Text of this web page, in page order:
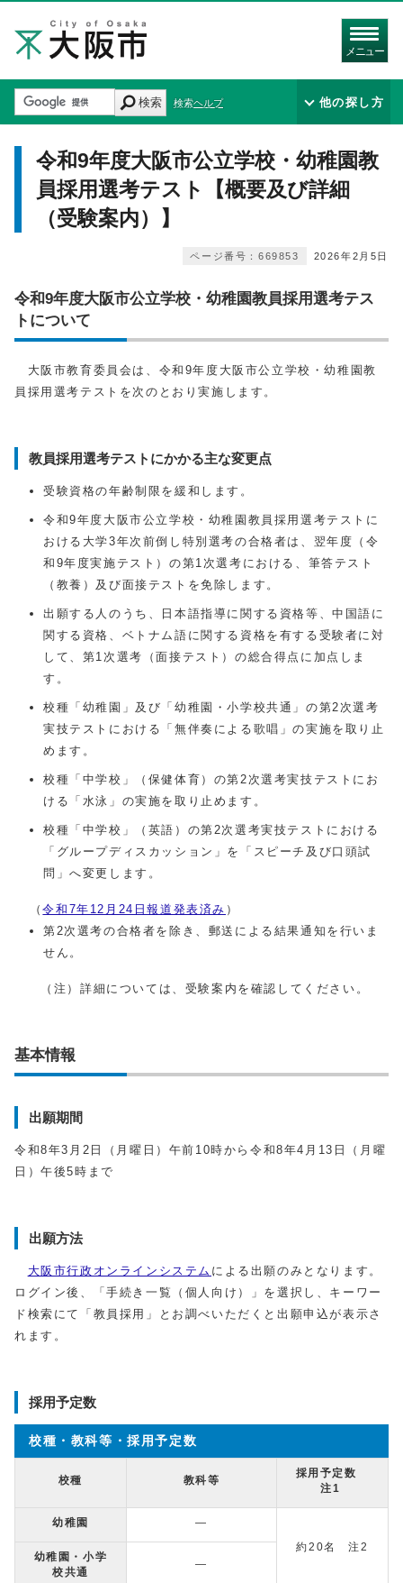
メニュー
検索 検索ヘルプ 他の探し方
令和9年度大阪市公立学校・幼稚園教
員採用選考テスト【概要及び詳細
（受験案内）】
2026年2月5日
ページ番号：669853
令和9年度大阪市公立学校・幼稚園教員採用選考テス
トについて
大阪市教育委員会は、令和9年度大阪市公立学校・幼稚園教
員採用選考テストを次のとおり実施します。
教員採用選考テストにかかる主な変更点
受験資格の年齢制限を緩和します。
令和9年度大阪市公立学校・幼稚園教員採用選考テストに
おける大学3年次前倒し特別選考の合格者は、翌年度（令
和9年度実施テスト）の第1次選考における、筆答テスト
（教養）及び面接テストを免除します。
出願する人のうち、日本語指導に関する資格等、中国語に
関する資格、ベトナム語に関する資格を有する受験者に対
して、第1次選考（面接テスト）の総合得点に加点しま
す。
校種「幼稚園」及び「幼稚園・小学校共通」の第2次選考
実技テストにおける「無伴奏による歌唱」の実施を取り止
めます。
校種「中学校」（保健体育）の第2次選考実技テストにお
ける「水泳」の実施を取り止めます。
校種「中学校」（英語）の第2次選考実技テストにおける
「グループディスカッション」を「スピーチ及び口頭試
問」へ変更します。
（令和7年12月24日報道発表済み ）
第2次選考の合格者を除き、郵送による結果通知を行いま
せん。
（注）詳細については、受験案内を確認してください。
基本情報
出願期間
令和8年3月2日（月曜日）午前10時から令和8年4月13日（月曜
日）午後5時まで
出願方法
大阪市行政オンラインシステム による出願のみとなります。
ログイン後、「手続き一覧（個人向け）」を選択し、キーワー
ド検索にて「教員採用」とお調べいただくと出願申込が表示さ
れます。
採用予定数
校種・教科等・採用予定数
校種 教科等
採用予定数
注1
幼稚園 ―
約20名 注2
幼稚園・小学
校共通
―